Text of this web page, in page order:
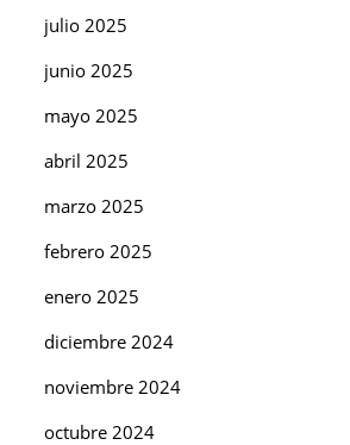
julio 2025
junio 2025
mayo 2025
abril 2025
marzo 2025
febrero 2025
enero 2025
diciembre 2024
noviembre 2024
octubre 2024